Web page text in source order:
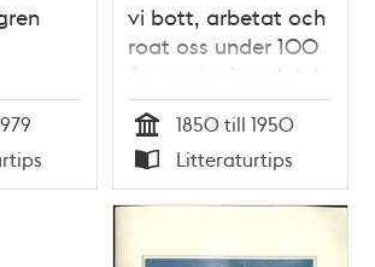
vi bott, arbetat och
roat oss under 100
år : andra bandet /
Staffan Tjerneld
Tid
1850 till 1950
Typ
Litteraturtips